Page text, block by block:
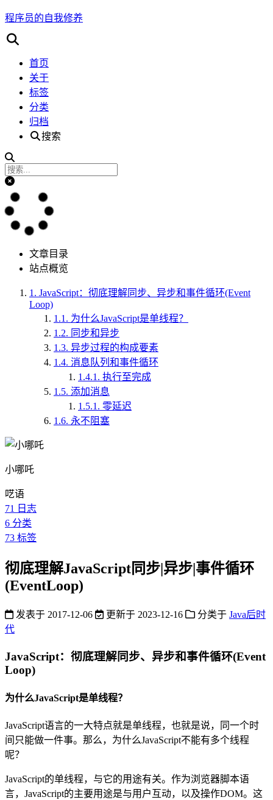
程序员的自我修养
首页
关于
标签
分类
归档
搜索
文章目录
站点概览
1. JavaScript：彻底理解同步、异步和事件循环(Event
Loop)
1.1. 为什么JavaScript是单线程？
1.2. 同步和异步
1.3. 异步过程的构成要素
1.4. 消息队列和事件循环
1.4.1. 执行至完成
1.5. 添加消息
1.5.1. 零延迟
1.6. 永不阻塞
小哪吒
呓语
71
日志
6 分类
73 标签
彻底理解JavaScript同步|异步|事件循环
(EventLoop)
发表于 2017-12-06 更新于 2023-12-16 分类于 Java后时
代
JavaScript：彻底理解同步、异步和事件循环(Event
Loop)
为什么JavaScript是单线程？
JavaScript语言的一大特点就是单线程，也就是说，同一个时
间只能做一件事。那么，为什么JavaScript不能有多个线程
呢？
JavaScript的单线程，与它的用途有关。作为浏览器脚本语
言，JavaScript的主要用途是与用户互动，以及操作DOM。这